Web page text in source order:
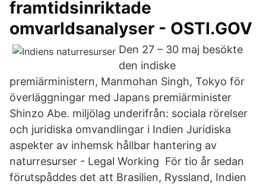
framtidsinriktade
omvarldsanalyser - OSTI.GOV
Den 27 – 30 maj besökte
den indiske
premiärministern, Manmohan Singh, Tokyo för
överläggningar med Japans premiärminister
Shinzo Abe. miljölag underifrån: sociala rörelser
och juridiska omvandlingar i Indien Juridiska
aspekter av inhemsk hållbar hantering av
naturresurser - Legal Working För tio år sedan
förutspåddes det att Brasilien, Ryssland, Indien